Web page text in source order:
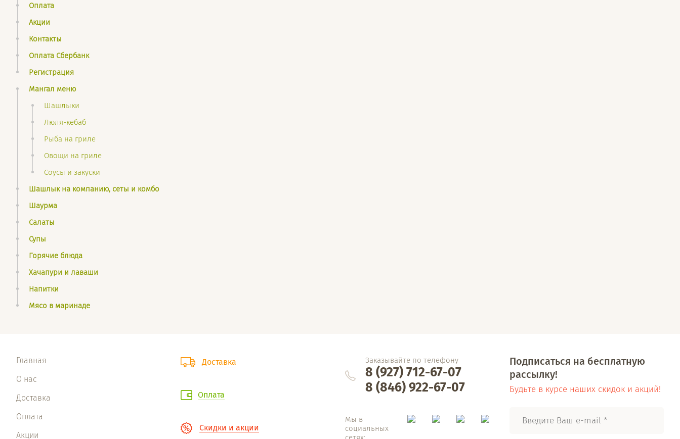
Оплата
Акции
Контакты
Оплата Сбербанк
Регистрация
Мангал меню
Шашлыки
Люля-кебаб
Рыба на гриле
Овощи на гриле
Соусы и закуски
Шашлык на компанию, сеты и комбо
Шаурма
Салаты
Супы
Горячие блюда
Хачапури и лаваши
Напитки
Мясо в маринаде
Главная
О нас
Доставка
Оплата
Акции
Доставка
Оплата
Скидки и акции
Заказывайте по телефону
8 (927) 712-67-07
8 (846) 922-67-07
Мы в
социальных
Подписаться на бесплатную
рассылку!
Будьте в курсе наших скидок и акций!